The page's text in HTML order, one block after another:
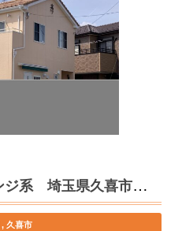
外壁塗装 ペールオレンジ系 埼玉県久喜市 I様邸
久喜市